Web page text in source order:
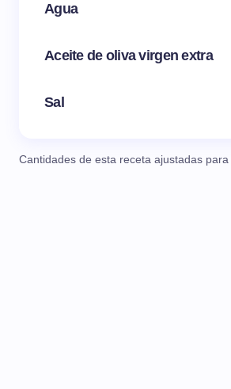
Agua
Aceite de oliva virgen extra
Sal
Cantidades de esta receta ajustadas para